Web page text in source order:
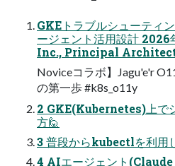
GKEトラブルシューティ
ージェント活用設計
Inc., Principal Architect
Noviceコラボ】Jagu'e'r
の第一歩 #k8s_o11y
2 GKE(Kubernetes)上で
方🙋
3 普段からkubectlを利用
4 AIエージェント(Claude